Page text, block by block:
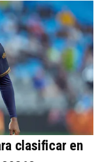
clasificar en